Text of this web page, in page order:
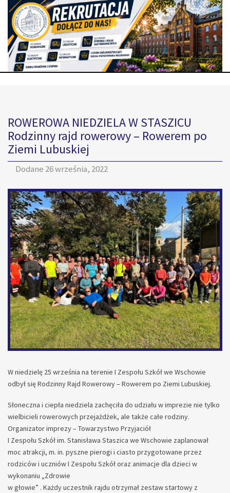
ROWEROWA NIEDZIELA W STASZICU
Rodzinny rajd rowerowy – Rowerem po
Ziemi Lubuskiej
Dodane 26 września, 2022
W niedzielę 25 września na terenie I Zespołu Szkół we Wschowie
odbył się Rodzinny Rajd Rowerowy – Rowerem po Ziemi Lubuskiej.
Słoneczna i ciepła niedziela zachęciła do udziału w imprezie nie tylko
wielbicieli rowerowych przejażdżek, ale także całe rodziny.
Organizator imprezy – Towarzystwo Przyjaciół
I Zespołu Szkół im. Stanisława Staszica we Wschowie zaplanował
moc atrakcji, m. in. pyszne pierogi i ciasto przygotowane przez
rodziców i uczniów I Zespołu Szkół oraz animacje dla dzieci w
wykonaniu „Zdrowie
w głowie” . Każdy uczestnik rajdu otrzymał zestaw startowy z